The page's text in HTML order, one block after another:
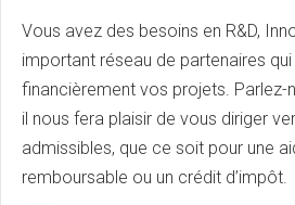
Vous avez des besoins en R&D,
important réseau de partenaires
financièrement vos projets.
il nous fera plaisir de vous diriger
admissibles, que ce soit pour une
remboursable ou un crédit d’impôt.